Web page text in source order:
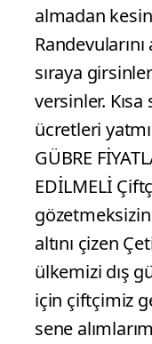
almadan
sıraya
versinler.
ücretleri
GÜBRE
EDİLMELİ
altını çizen
ülkemizi dış
için çiftçimiz
sene